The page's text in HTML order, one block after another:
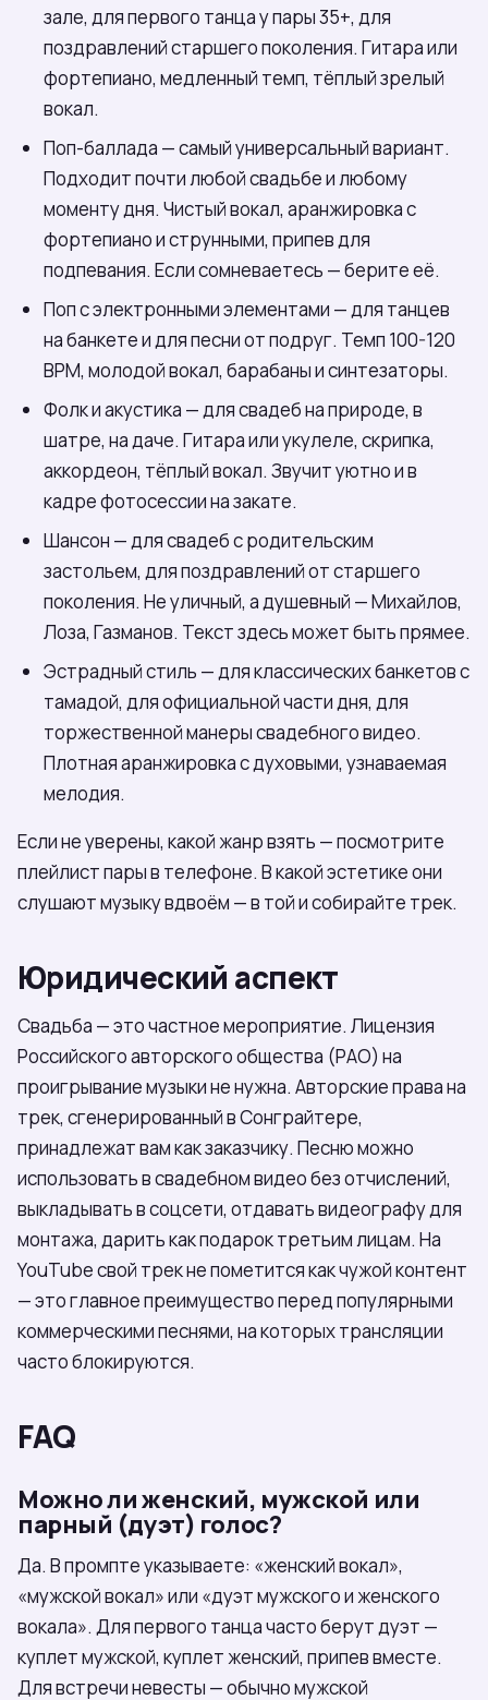
зале, для первого танца у пары 35+, для
поздравлений старшего поколения. Гитара или
фортепиано, медленный темп, тёплый зрелый
вокал.
Поп-баллада — самый универсальный вариант.
Подходит почти любой свадьбе и любому
моменту дня. Чистый вокал, аранжировка с
фортепиано и струнными, припев для
подпевания. Если сомневаетесь — берите её.
Поп с электронными элементами — для танцев
на банкете и для песни от подруг. Темп 100-120
BPM, молодой вокал, барабаны и синтезаторы.
Фолк и акустика — для свадеб на природе, в
шатре, на даче. Гитара или укулеле, скрипка,
аккордеон, тёплый вокал. Звучит уютно и в
кадре фотосессии на закате.
Шансон — для свадеб с родительским
застольем, для поздравлений от старшего
поколения. Не уличный, а душевный — Михайлов,
Лоза, Газманов. Текст здесь может быть прямее.
Эстрадный стиль — для классических банкетов с
тамадой, для официальной части дня, для
торжественной манеры свадебного видео.
Плотная аранжировка с духовыми, узнаваемая
мелодия.
Если не уверены, какой жанр взять — посмотрите
плейлист пары в телефоне. В какой эстетике они
слушают музыку вдвоём — в той и собирайте трек.
Юридический аспект
Свадьба — это частное мероприятие. Лицензия
Российского авторского общества (РАО) на
проигрывание музыки не нужна. Авторские права на
трек, сгенерированный в Сонграйтере,
принадлежат вам как заказчику. Песню можно
использовать в свадебном видео без отчислений,
выкладывать в соцсети, отдавать видеографу для
монтажа, дарить как подарок третьим лицам. На
YouTube свой трек не пометится как чужой контент
— это главное преимущество перед популярными
коммерческими песнями, на которых трансляции
часто блокируются.
FAQ
Можно ли женский, мужской или
парный (дуэт) голос?
Да. В промпте указываете: «женский вокал»,
«мужской вокал» или «дуэт мужского и женского
вокала». Для первого танца часто берут дуэт —
куплет мужской, куплет женский, припев вместе.
Для встречи невесты — обычно мужской